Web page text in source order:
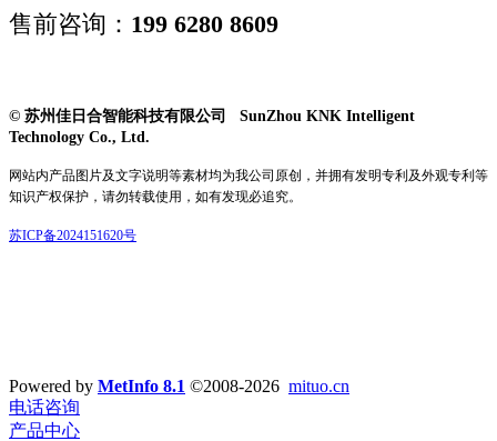
售前咨询： 199 6280 8609
© 苏州佳日合智能科技有限公司 SunZhou KNK Intelligent
Technology Co., Ltd.
网站内产品图片及文字说明等素材均为我公司原创，并拥有发明专利及外观专利等
知识产权保护，请勿转载使用，如有发现必追究。
苏ICP备2024151620号
Powered by MetInfo 8.1 ©2008-2026 mituo.cn
电话咨询
产品中心